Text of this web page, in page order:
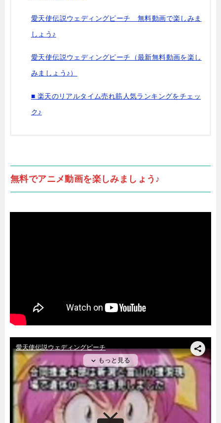
愛天使伝説ウェディングピーチ 無料動画で楽しみま
しょう♪
愛天使伝説ウェディングピーチ（最新無料動画を楽し
みましょう♪）
■ 楽天のリアルタイム売れ筋人気ランキングをチェッ
ク♪
無料でアニメ動画を楽しみましょう♪